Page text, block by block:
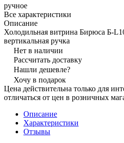
ручное
Все характеристики
Описание
Холодильная витрина Бирюса Б-
вертикальная ручка
Нет в наличии
Рассчитать доставку
Нашли дешевле?
Хочу в подарок
Цена действительна только для
отличаться от цен в розничных
Описание
Характеристики
Отзывы